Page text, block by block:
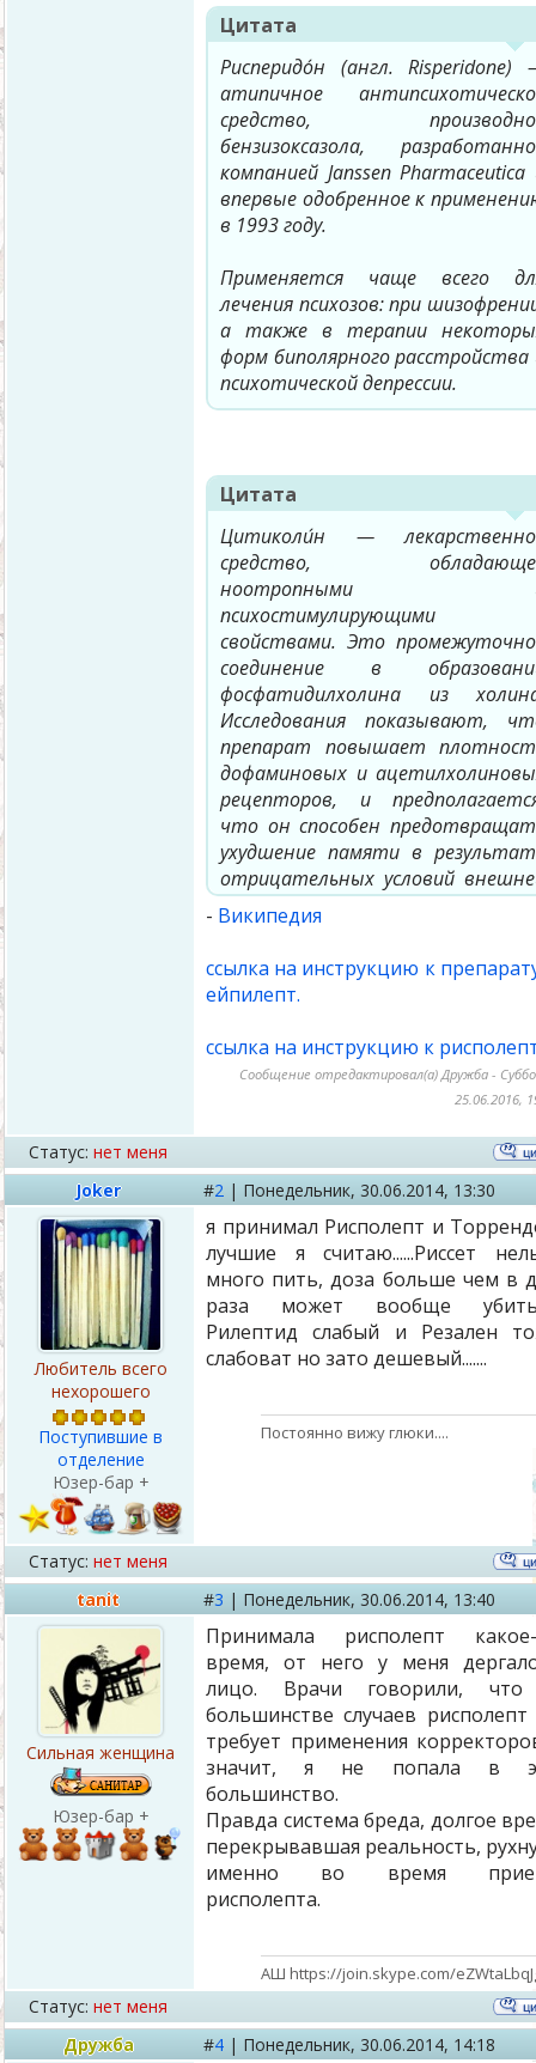
Цитата
Рисперидо́н (англ. Risperidone)
атипичное
средство,
бензизоксазола,
компанией Janssen Pharmaceutica
впервые одобренное к
в 1993 году.
Применяется чаще всего
лечения психозов: при
а также в терапии
форм биполярного расстройства
психотической депрессии.
Цитата
Цитиколи́н —
средство,
ноотропными
психостимулирующими
свойствами. Это
соединение в
фосфатидилхолина из
Исследования показывают,
препарат повышает
дофаминовых и
рецепторов, и
что он способен
ухудшение памяти в
отрицательных условий
среды. По
данным, добавки
умственную энергию, что
быть полезно при
гиперактивности. Также
обнаружено влияние на
доли гипофиза (это может
полезным для некоторых
но не исключены
последствия при
связанных с гиперсекрецией АКТГ
кортизола).Также показан
органическом
головного мозга, так как
воздействует на нейропептиды.
- Википедия
ссылка на инструкцию к
ейпилепт.
ссылка на инструкцию к
Сообщение отредактировал(а)Дружба -
25.06.2016,
Статус: нет меня
Joker
#2 | Понедельник, 30.06.2014, 13:30
Любитель всего
нехорошего
Поступившие в
отделение
Юзер-бар +
я принимал Рисполепт и
лучшие я считаю......Риссет
много пить, доза больше чем в
раза может вообще
Рилептид слабый и Резален
слабоват но зато дешевый.......
Постоянно вижу глюки....
Статус: нет меня
tanit
#3 | Понедельник, 30.06.2014, 13:40
Сильная женщина
Юзер-бар +
Принимала рисполепт
время, от него у меня
лицо. Врачи говорили,
большинстве случаев рисполепт
требует применения
значит, я не попала в
большинство.
Правда система бреда, долгое
перекрывавшая реальность,
именно во время
рисполепта.
АШ https://join.skype.com/
Статус: нет меня
Дружба
#4 | Понедельник, 30.06.2014, 14:18